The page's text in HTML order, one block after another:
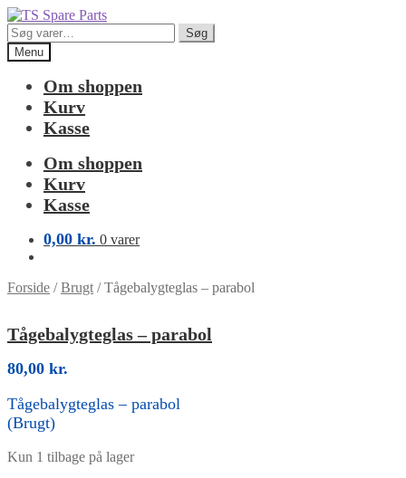
Spring
til
navigation
Spring
til
indhold
Søg
efter:
Søg
Menu
Om shoppen
Kurv
Kasse
Om shoppen
Kurv
Kasse
0,00 kr. 0 varer
Forside /Brugt /Tågebalygteglas – parabol
Tågebalygteglas – parabol
80,00 kr.
Tågebalygteglas – parabol
(Brugt)
Kun 1 tilbage på lager